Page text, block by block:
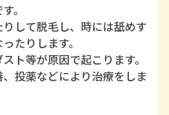
。
して脱毛し、時には舐めす
たりします。
ト等が原因で起こります。
投薬などにより治療をしま